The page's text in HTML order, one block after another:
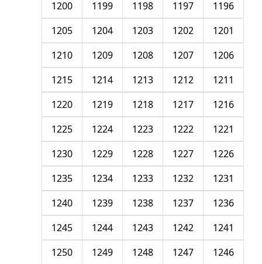
1196
1197
1198
1199
1200
1201
1202
1203
1204
1205
1206
1207
1208
1209
1210
1211
1212
1213
1214
1215
1216
1217
1218
1219
1220
1221
1222
1223
1224
1225
1226
1227
1228
1229
1230
1231
1232
1233
1234
1235
1236
1237
1238
1239
1240
1241
1242
1243
1244
1245
1246
1247
1248
1249
1250